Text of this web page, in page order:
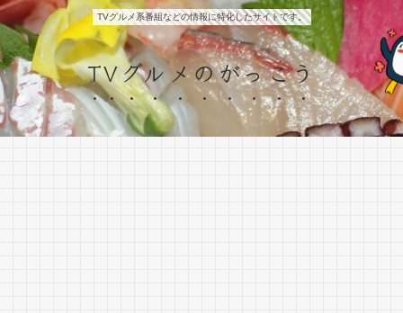
TVグルメ系番組などの情報に特化したサイトです。
TVグルメのがっこう